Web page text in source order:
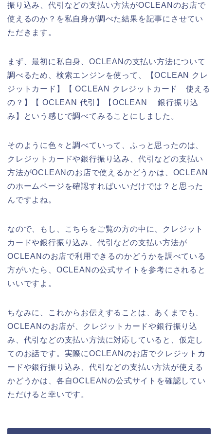
振り込み、代引などの支払い方法がOCLEANのお店で
使えるのか？を私自身が調べた結果を記事にさせてい
ただきます。
まず、最初に私自身、OCLEANの支払い方法について
調べるため、検索エンジンを使って、【OCLEAN クレ
ジットカード】【 OCLEAN クレジットカード 使える
の？】【 OCLEAN 代引】【OCLEAN 銀行振り込
み】という感じで調べてみることにしました。
そのように色々と調べていって、ふっと思ったのは、
クレジットカードや銀行振り込み、代引などの支払い
方法がOCLEANのお店で使えるかどうかは、OCLEAN
のホームページを確認すればいいだけでは？と思った
んですよね。
なので、もし、こちらをご覧の方の中に、クレジット
カードや銀行振り込み、代引などの支払い方法が
OCLEANのお店で利用できるのかどうかを調べている
方がいたら、OCLEANの公式サイトを参考にされると
いいですよ。
ちなみに、これからお伝えすることは、あくまでも、
OCLEANのお店が、クレジットカードや銀行振り込
み、代引などの支払い方法に対応していると、仮定し
てのお話です。実際にOCLEANのお店でクレジットカ
ードや銀行振り込み、代引などの支払い方法が使える
かどうかは、各自OCLEANの公式サイトを確認してい
ただけると幸いです。